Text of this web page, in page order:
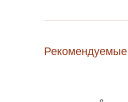
Рекомендуемые